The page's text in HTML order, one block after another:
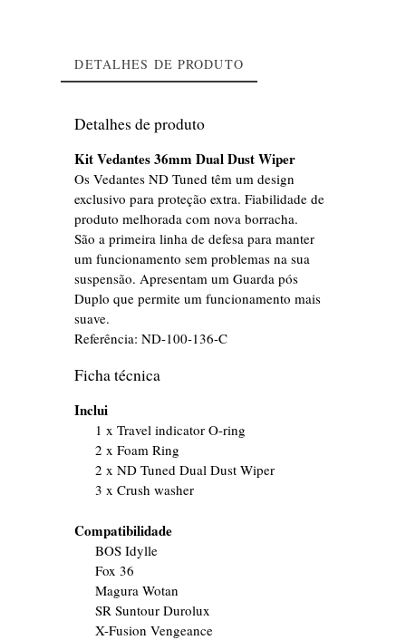
DETALHES DE PRODUTO
Detalhes de produto
Kit Vedantes 36mm Dual Dust Wiper
Os Vedantes ND Tuned têm um design
exclusivo para proteção extra. Fiabilidade de
produto melhorada com nova borracha.
São a primeira linha de defesa para manter
um funcionamento sem problemas na sua
suspensão. Apresentam um Guarda pós
Duplo que permite um funcionamento mais
suave.
Referência:ND-100-136-C
Ficha técnica
Inclui
1 x Travel indicator O-ring
2 x Foam Ring
2 x ND Tuned Dual Dust Wiper
3 x Crush washer
Compatibilidade
BOS Idylle
Fox 36
Magura Wotan
SR Suntour Durolux
X-Fusion Vengeance